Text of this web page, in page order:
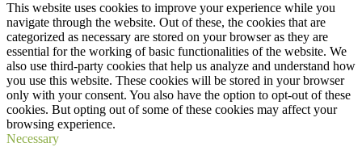
This website uses cookies to improve your experience while you
navigate through the website. Out of these, the cookies that are
categorized as necessary are stored on your browser as they are
essential for the working of basic functionalities of the website. We
also use third-party cookies that help us analyze and understand how
you use this website. These cookies will be stored in your browser
only with your consent. You also have the option to opt-out of these
cookies. But opting out of some of these cookies may affect your
browsing experience.
Necessary